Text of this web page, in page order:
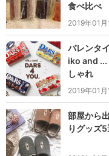
食べ比べ
2019年01月
バレンタ
iko and ...
しゃれ
2019年01月
部屋から
りグッズ5